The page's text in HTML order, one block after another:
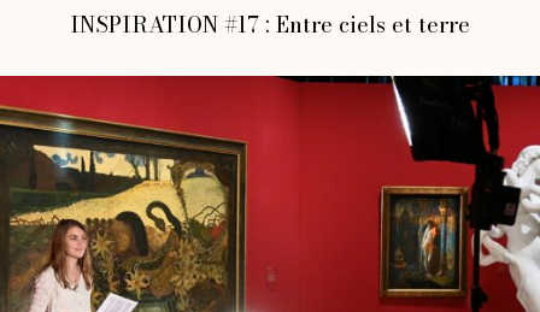
INSPIRATION #17 : Entre ciels et terre